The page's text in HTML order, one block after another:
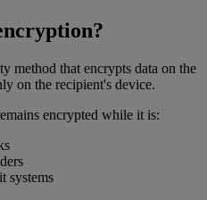
method that encrypts data on the
on the recipient's device.
encrypted while it is:
systems